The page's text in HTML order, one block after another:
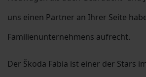
uns einen Partner an Ihrer Seite
Familienunternehmens aufrecht.
Der Škoda Fabia ist einer der Stars